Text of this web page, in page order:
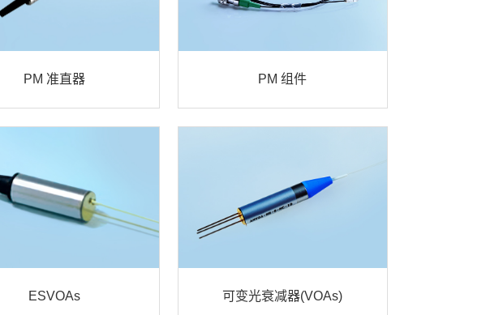
PM 准直器 PM 组件
ESVOAs 可变光衰减器(VOAs)